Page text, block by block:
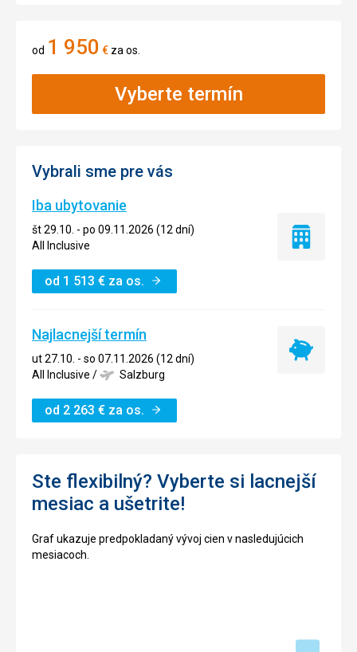
od 1 950 € za os.
Vyberte termín
Vybrali sme pre vás
Iba ubytovanie
št 29.10. - po 09.11.2026 (12 dní)
All Inclusive
od 1 513 € za os.
Iba
Najlacnejší termín
ut 27.10. - so 07.11.2026 (12 dní)
All Inclusive / Salzburg
od 2 263 € za os.
Najlacnejší
Ste flexibilný? Vyberte si lacnejší
mesiac a ušetrite!
Graf ukazuje predpokladaný vývoj cien v nasledujúcich
mesiacoch.